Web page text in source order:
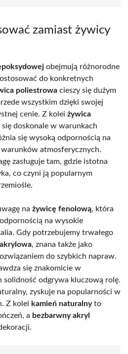
zamiast żywicy
obejmują różnorodne
do konkretnych
poliestrowa cieszy się dużym
wszystkim dzięki swojej
cenie. Z kolei żywica
się doskonale w warunkach
się wysoką odpornością na
atmosferycznych.
zasługuje tam, gdzie istotna
co czyni ją popularnym
na żywicę fenolową, która
na wysokie
Gdy potrzebujemy trwałego
, znana także jako
do szybkich napraw.
się znakomicie w
odgrywa kluczową rolę.
zyskuje na popularności w
Z kolei kamień naturalnyto
a bezbarwny akryl